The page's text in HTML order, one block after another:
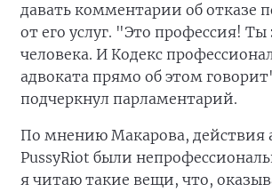
давать комментарии об отказе
от его услуг. "Это профессия!
человека. И Кодекс
адвоката прямо об этом
подчеркнул парламентарий.
По мнению Макарова, действия
PussyRiot были
я читаю такие вещи, что,